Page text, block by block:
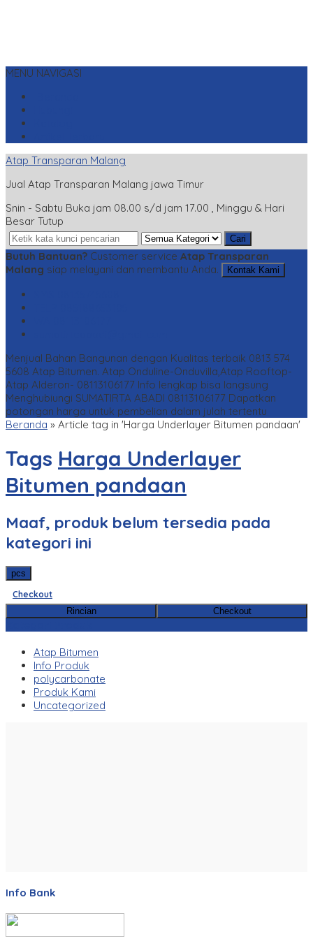
MENU NAVIGASI
Atap Transparan Malang
Jual Atap Transparan Malang jawa Timur
Snin - Sabtu Buka jam 08.00 s/d jam 17.00 , Minggu & Hari
Besar Tutup
Cari
Butuh Bantuan? Customer service Atap Transparan
Malang siap melayani dan membantu Anda. Kontak Kami
Menjual Bahan Bangunan dengan Kualitas terbaik 0813 574
5608 Atap Bitumen. Atap Onduline-Onduvilla,Atap Rooftop-
Atap Alderon- 08113106177 Info lengkap bisa langsung
Menghubiungi SUMATIRTA ABADI 08113106177 Dapatkan
potongan harga untuk pembelian dalam julah tertentu
Beranda » Article tag in 'Harga Underlayer Bitumen pandaan'
Tags Harga Underlayer
Bitumen pandaan
Maaf, produk belum tersedia pada
kategori ini
pcs
Checkout
Rincian
Checkout
Atap Bitumen
Info Produk
polycarbonate
Produk Kami
Uncategorized
Info Bank